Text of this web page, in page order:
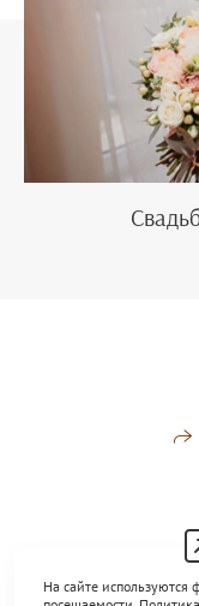
На сайте используются